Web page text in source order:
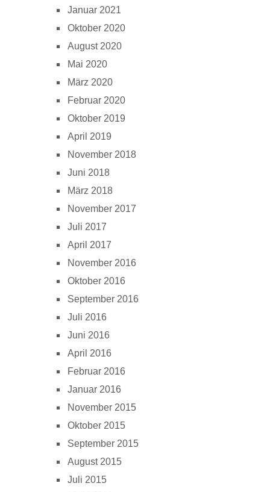
Januar 2021
Oktober 2020
August 2020
Mai 2020
März 2020
Februar 2020
Oktober 2019
April 2019
November 2018
Juni 2018
März 2018
November 2017
Juli 2017
April 2017
November 2016
Oktober 2016
September 2016
Juli 2016
Juni 2016
April 2016
Februar 2016
Januar 2016
November 2015
Oktober 2015
September 2015
August 2015
Juli 2015